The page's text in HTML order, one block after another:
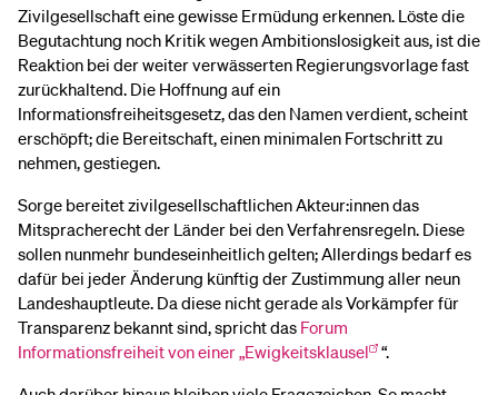
Zivilgesellschaft eine gewisse Ermüdung erkennen. Löste die
Begutachtung noch Kritik wegen Ambitionslosigkeit aus, ist die
Reaktion bei der weiter verwässerten Regierungsvorlage fast
zurückhaltend. Die Hoffnung auf ein
Informationsfreiheitsgesetz, das den Namen verdient, scheint
erschöpft; die Bereitschaft, einen minimalen Fortschritt zu
nehmen, gestiegen.
Sorge bereitet zivilgesellschaftlichen Akteur:innen das
Mitspracherecht der Länder bei den Verfahrensregeln. Diese
sollen nunmehr bundeseinheitlich gelten; Allerdings bedarf es
dafür bei jeder Änderung künftig der Zustimmung aller neun
Landeshauptleute. Da diese nicht gerade als Vorkämpfer für
Transparenz bekannt sind, spricht das Forum
Informationsfreiheit von einer „Ewigkeitsklausel “.